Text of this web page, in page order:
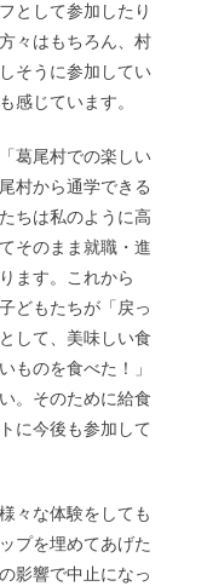
として参加したり
々はもちろん、村
そうに参加してい
感じています。
葛尾村での楽しい
村から通学できる
ちは私のように高
そのまま就職・進
ます。これから
どもたちが「戻っ
して、美味しい食
ものを食べた！」
。そのために給食
に今後も参加して
々な体験をしても
プを埋めてあげた
影響で中止になっ